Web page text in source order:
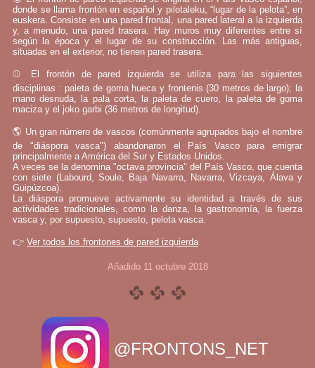
donde se llama frontón en español y pilotaleku, “lugar de la pelota”, en
euskera. Consiste en una pared frontal, una pared lateral a la izquierda
y, a menudo, una pared trasera. Hay muros muy diferentes entre sí
según la época y el lugar de su construcción. Las más antiguas,
situadas en el exterior, no tienen pared trasera.
⚾ El frontón de pared izquierda se utiliza para las siguientes
disciplinas : paleta de goma hueca y frontenis (30 metros de largo); la
mano desnuda, la pala corta, la paleta de cuero, la paleta de goma
maciza y el joko garbi (36 metros de longitud).
🌎 Un gran número de vascos (comúnmente agrupados bajo el nombre
de "diáspora vasca") abandonaron el País Vasco para emigrar
principalmente a América del Sur y Estados Unidos.
A veces se la denomina "octava provincia" del País Vasco, que cuenta
con siete (Labourd, Soule, Baja Navarra, Navarra, Vizcaya, Álava y
Guipúzcoa).
La diáspora promueve activamente su identidad a través de sus
actividades tradicionales, como la danza, la gastronomía, la fuerza
vasca y, por supuesto, supuesto, pelota vasca.
👉 Ver todos los frontones de pared izquierda
Añadido 11 octubre 2018
@FRONTONS_NET